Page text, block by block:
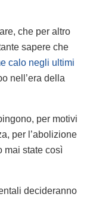
che per altro
sapere che
calo negli ultimi
nell’era della
per motivi
per l’abolizione
mai state così
decideranno